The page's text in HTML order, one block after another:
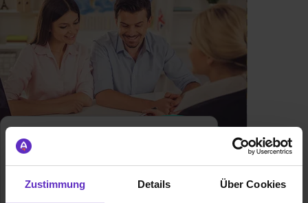
Zustimmung Details Über Cookies
Tourismuskaufmann/-frau
Klassische duale
Berufsausbildung